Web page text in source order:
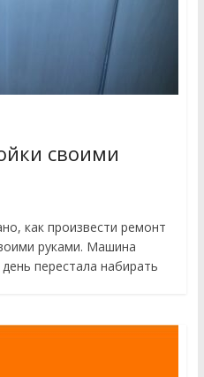
своими
как произвести ремонт
руками. Машина
перестала набирать